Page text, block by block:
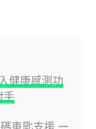
健康感測功
手